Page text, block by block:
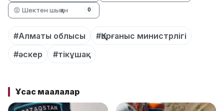
😡 Шектен шыққан 0
#Алматы облысы
#Қорғаныс министрлігі
#әскер
#тікұшақ
Ұқсас мақалалар